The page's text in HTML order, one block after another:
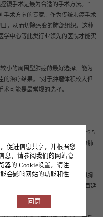
镜手术是最为合适的手术方法。”
手术方向的专家。作为传统肺癌手术
，从而切除癌变的肺部组织。这种
学中心等此类行业领先的医院才能实
小的周围型肺癌的最好选择，能为
的治疗结果。”对于肿瘤体积较大但
可能是最常规的选择。
小型摄像机和手术工具通过两个2.5
切口来切除癌变的肺叶或是部分肺
。
通过此方法清扫所有肺部根源和胸
够更清楚的确认癌症的分期，并且延
促进信息共享，并根据您
息，请参阅我们的网站隐
器的 Cookie设置。请注
会影响网站的功能和性
同意